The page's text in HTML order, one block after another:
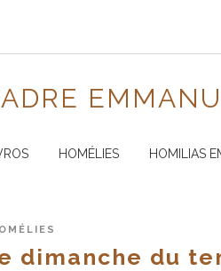
HOMÉLIES HOMILIAS
dimanche du